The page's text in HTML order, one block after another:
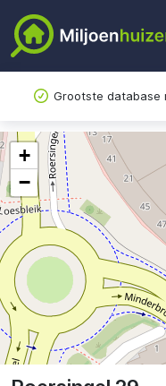
Grootste database
+
−